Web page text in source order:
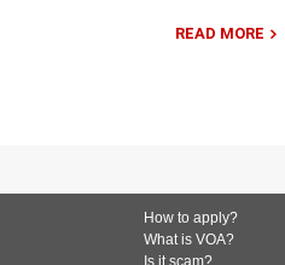
READ MORE
How to apply?
What is VOA?
Is it scam?